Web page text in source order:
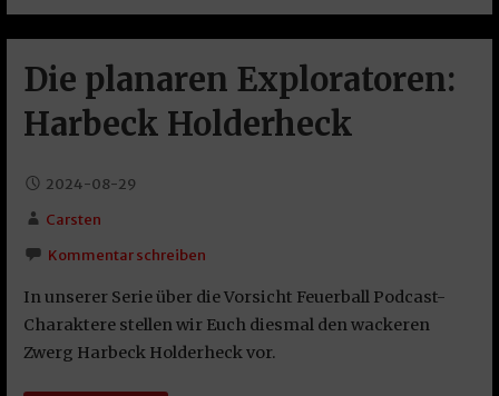
Die planaren Exploratoren:
Harbeck Holderheck
2024-08-29
Carsten
Kommentar schreiben
In unserer Serie über die Vorsicht Feuerball Podcast-
Charaktere stellen wir Euch diesmal den wackeren
Zwerg Harbeck Holderheck vor.